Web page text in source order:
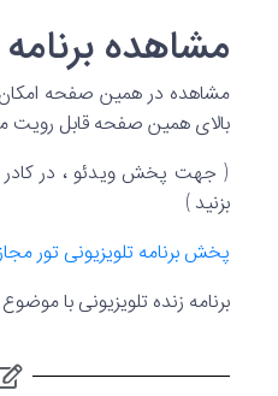
مشاهده برنامه
مشاهده در همین صفحه امکان
بالای همین صفحه قابل رویت
( جهت پخش ویدئو ، در کادر
بزنید )
پخش برنامه تلویزیونی تور
برنامه زنده تلویزیونی با